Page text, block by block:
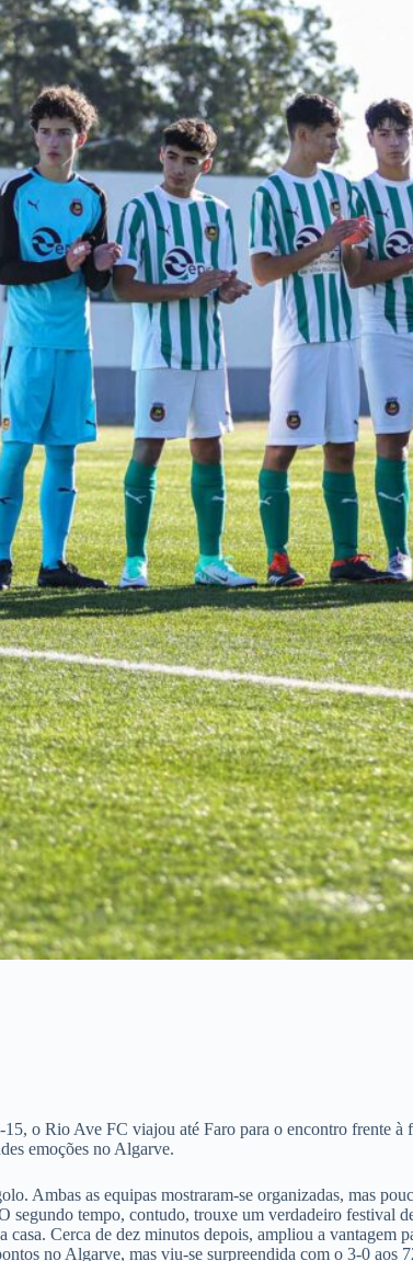
o Rio Ave FC viajou até Faro para o encontro frente
emoções no Algarve.
Ambas as equipas mostraram-se organizadas, mas
segundo tempo, contudo, trouxe um verdadeiro festival
Cerca de dez minutos depois, ampliou a
no Algarve, mas viu-se surpreendida com o 3-0 aos